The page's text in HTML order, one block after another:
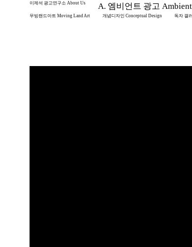
이제석 광고연구소 About Us A. 엠비언트 광고
무빙랜드아트 Moving Land Art
개념디자인 Conceptual Design 독자 갤